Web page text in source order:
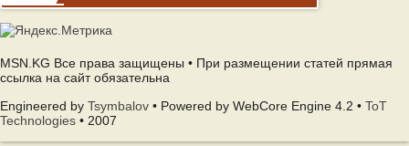
MSN.KG Все права защищены • При размещении статей прямая
ссылка на сайт обязательна
Engineered by Tsymbalov • Powered by WebCore Engine 4.2 • ToT
Technologies • 2007